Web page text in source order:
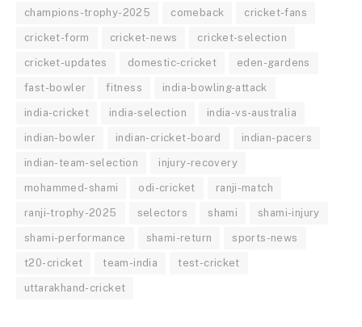
champions-trophy-2025 comeback cricket-fans
cricket-form cricket-news cricket-selection
cricket-updates domestic-cricket eden-gardens
fast-bowler fitness india-bowling-attack
india-cricket india-selection india-vs-australia
indian-bowler indian-cricket-board indian-pacers
indian-team-selection injury-recovery
mohammed-shami odi-cricket ranji-match
ranji-trophy-2025 selectors shami shami-injury
shami-performance shami-return sports-news
t20-cricket team-india test-cricket
uttarakhand-cricket